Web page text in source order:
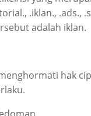
.iklan., .ads.,
adalah iklan.
hak